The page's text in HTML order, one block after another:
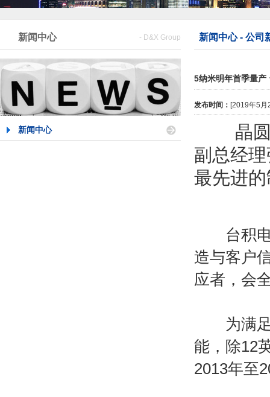
新闻中心 - D&X Group
新闻中心
新闻中心 - 公司
5纳米明年首季量产
发布时间： [2019年5
晶圆代
副总经
最先进
台积电
造与客户
应者，会
为满足
能，除12
2013年至